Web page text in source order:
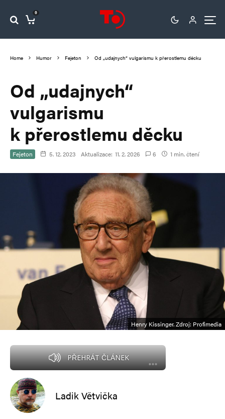
0
Home Humor Fejeton Od „udajnych“ vulgarismu k přerostlemu děcku
Od „udajnych“
vulgarismu
k přerostlemu děcku
Fejeton 5. 12. 2023 Aktualizace: 11. 2. 2026 6 1 min. čtení
Henry Kissinger. Zdroj: Profimedia
PŘEHRÁT ČLÁNEK
Ladik Větvička